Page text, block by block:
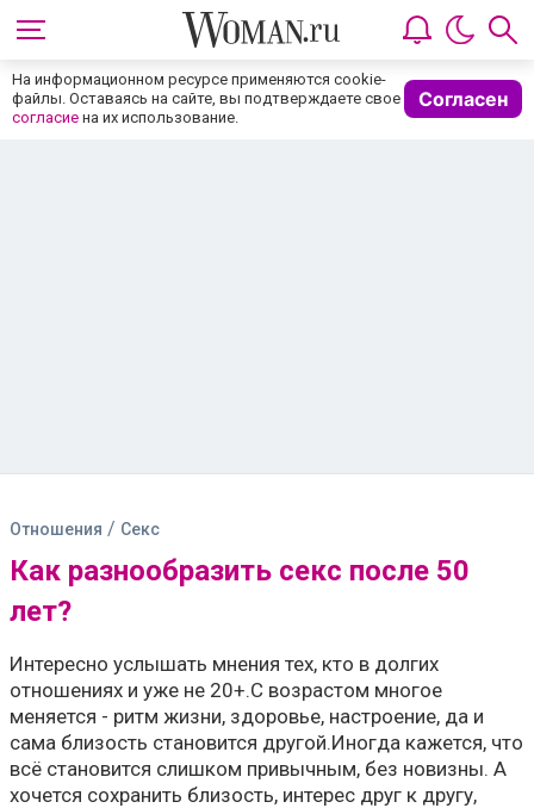
На информационном ресурсе применяются cookie-
файлы. Оставаясь на сайте, вы подтверждаете свое
согласие на их использование.
Согласен
Отношения / Секс
Как разнообразить секс после 50
лет?
Интересно услышать мнения тех, кто в долгих
отношениях и уже не 20+.С возрастом многое
меняется - ритм жизни, здоровье, настроение, да и
сама близость становится другой.Иногда кажется, что
всё становится слишком привычным, без новизны. А
хочется сохранить близость, интерес друг к другу,